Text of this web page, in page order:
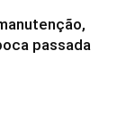
passada